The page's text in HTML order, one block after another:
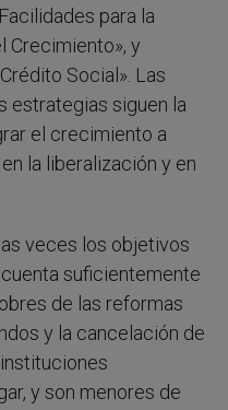
para la
Crecimiento», y
Social». Las
estrategias siguen la
el crecimiento a
la liberalización y en
veces los objetivos
suficientemente
de las reformas
y la cancelación de
y son menores de